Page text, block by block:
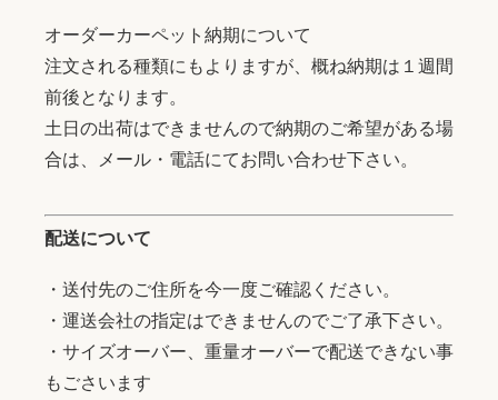
オーダーカーペット納期について
注文される種類にもよりますが、概ね納期は１週間
前後となります。
土日の出荷はできませんので納期のご希望がある場
合は、メール・電話にてお問い合わせ下さい。
配送について
・送付先のご住所を今一度ご確認ください。
・運送会社の指定はできませんのでご了承下さい。
・サイズオーバー、重量オーバーで配送できない事
もごさいます